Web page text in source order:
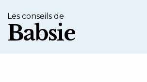
Les conseils de
Babsie